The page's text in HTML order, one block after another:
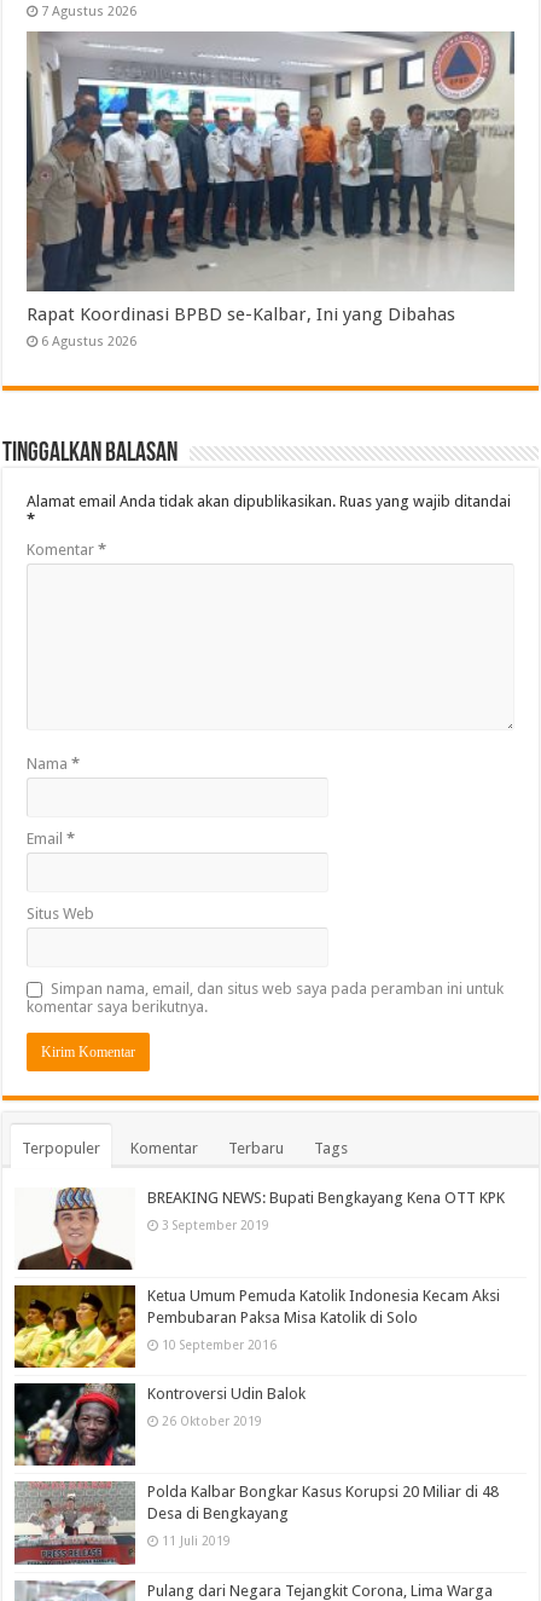
7 Agustus 2026
Rapat Koordinasi BPBD se-Kalbar, Ini yang Dibahas
6 Agustus 2026
Tinggalkan Balasan
Alamat email Anda tidak akan dipublikasikan. Ruas yang wajib ditandai
*
Komentar*
Nama*
Email*
Situs Web
Simpan nama, email, dan situs web saya pada peramban ini untuk
komentar saya berikutnya.
Terpopuler Komentar Terbaru Tags
BREAKING NEWS: Bupati Bengkayang Kena OTT KPK
3 September 2019
Ketua Umum Pemuda Katolik Indonesia Kecam Aksi
Pembubaran Paksa Misa Katolik di Solo
10 September 2016
Kontroversi Udin Balok
26 Oktober 2019
Polda Kalbar Bongkar Kasus Korupsi 20 Miliar di 48
Desa di Bengkayang
11 Juli 2019
Pulang dari Negara Tejangkit Corona, Lima Warga